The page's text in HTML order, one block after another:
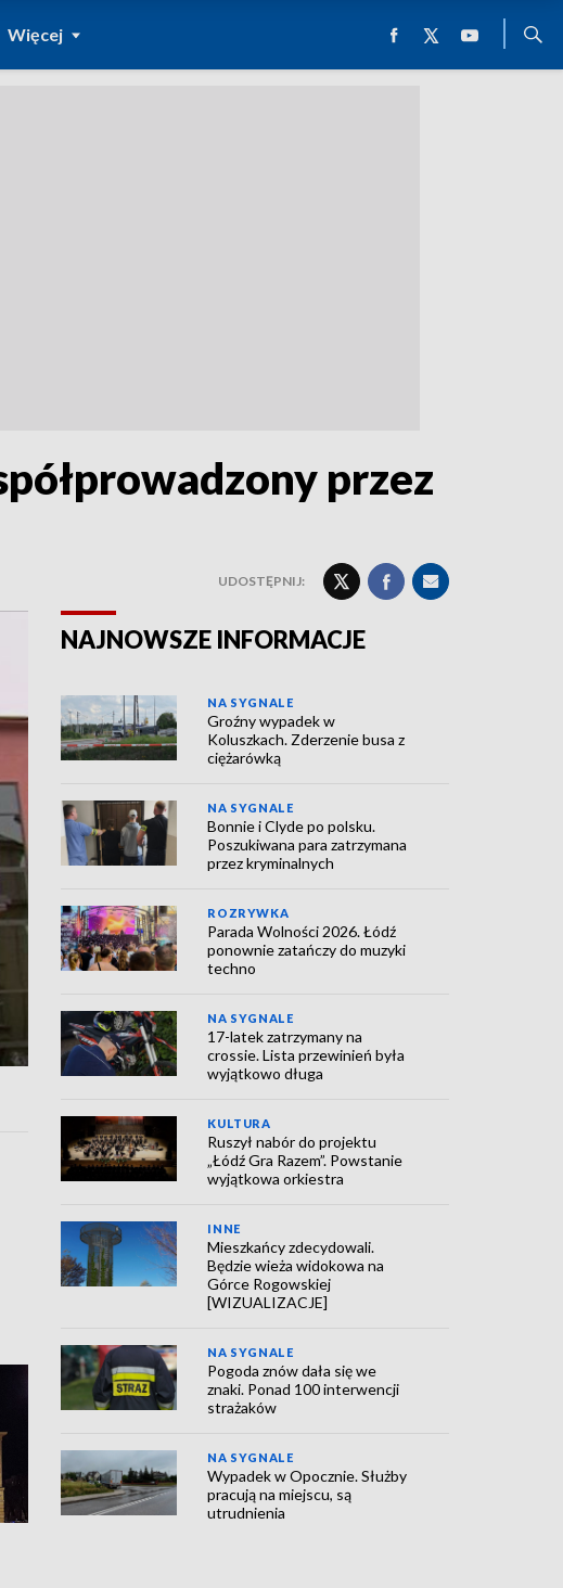
Więcej
przez
UDOSTĘPNIJ:
NAJNOWSZE INFORMACJE
NA SYGNALE
Groźny wypadek w
Koluszkach. Zderzenie busa z
ciężarówką
NA SYGNALE
Bonnie i Clyde po polsku.
Poszukiwana para zatrzymana
przez kryminalnych
ROZRYWKA
Parada Wolności 2026. Łódź
ponownie zatańczy do muzyki
techno
NA SYGNALE
17-latek zatrzymany na
crossie. Lista przewinień była
wyjątkowo długa
KULTURA
Ruszył nabór do projektu
„Łódź Gra Razem”. Powstanie
wyjątkowa orkiestra
INNE
Mieszkańcy zdecydowali.
Będzie wieża widokowa na
Górce Rogowskiej
[WIZUALIZACJE]
NA SYGNALE
Pogoda znów dała się we
znaki. Ponad 100 interwencji
strażaków
NA SYGNALE
Wypadek w Opocznie. Służby
pracują na miejscu, są
utrudnienia